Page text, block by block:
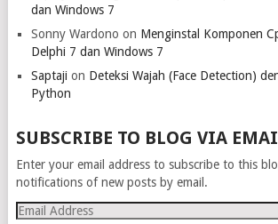
dan Windows 7
Sonny Wardono on Menginstal Komponen
Delphi 7 dan Windows 7
Saptaji on Deteksi Wajah (Face Detection)
Python
SUBSCRIBE TO BLOG VIA
Enter your email address to subscribe to this
notifications of new posts by email.
Email